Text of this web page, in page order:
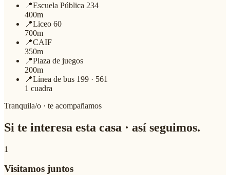
📍Escuela Pública 234
400m
📍Liceo 60
700m
📍CAIF
350m
📍Plaza de juegos
200m
📍Línea de bus 199 · 561
1 cuadra
Tranquila/o · te acompañamos
Si te interesa esta casa · así seguimos.
1
Visitamos juntos